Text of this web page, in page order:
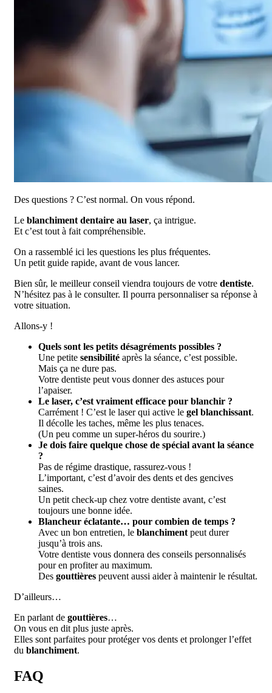
Des questions ? C’est normal. On vous répond.
Le blanchiment dentaire au laser, ça intrigue.
Et c’est tout à fait compréhensible.
On a rassemblé ici les questions les plus fréquentes.
Un petit guide rapide, avant de vous lancer.
Bien sûr, le meilleur conseil viendra toujours de votre dentiste.
N’hésitez pas à le consulter. Il pourra personnaliser sa réponse à
votre situation.
Allons-y !
Quels sont les petits désagréments possibles ?
Une petite sensibilité après la séance, c’est possible.
Mais ça ne dure pas.
Votre dentiste peut vous donner des astuces pour
l’apaiser.
Le laser, c’est vraiment efficace pour blanchir ?
Carrément ! C’est le laser qui active le gel blanchissant.
Il décolle les taches, même les plus tenaces.
(Un peu comme un super-héros du sourire.)
Je dois faire quelque chose de spécial avant la séance
?
Pas de régime drastique, rassurez-vous !
L’important, c’est d’avoir des dents et des gencives
saines.
Un petit check-up chez votre dentiste avant, c’est
toujours une bonne idée.
Blancheur éclatante… pour combien de temps ?
Avec un bon entretien, le blanchiment peut durer
jusqu’à trois ans.
Votre dentiste vous donnera des conseils personnalisés
pour en profiter au maximum.
Des gouttières peuvent aussi aider à maintenir le résultat.
D’ailleurs…
En parlant de gouttières…
On vous en dit plus juste après.
Elles sont parfaites pour protéger vos dents et prolonger l’effet
du blanchiment.
FAQ